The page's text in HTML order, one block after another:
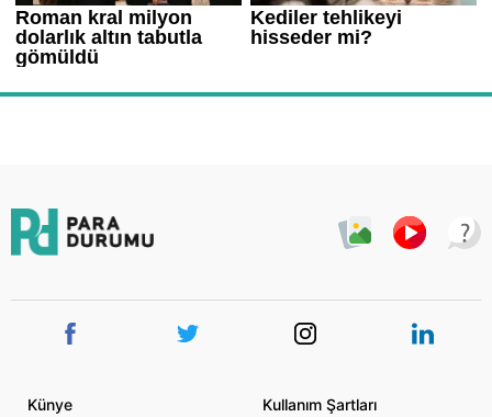
Künye Kullanım Şartları